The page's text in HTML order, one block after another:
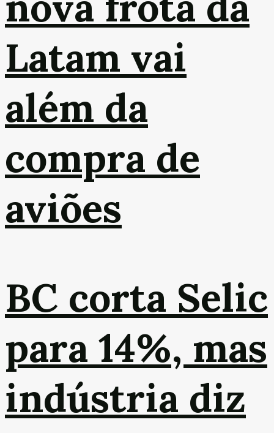
Latam vai
além da
compra de
aviões
BC corta Selic
para 14%, mas
indústria diz